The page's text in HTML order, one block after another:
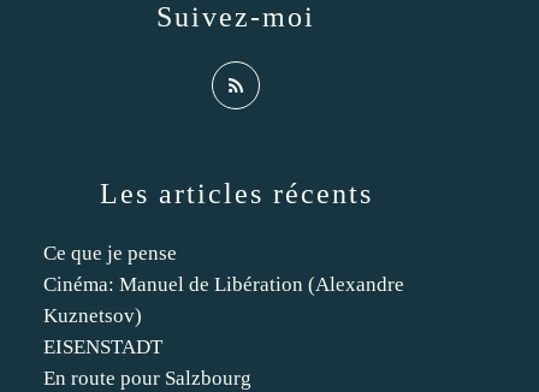
Les articles récents
Ce que je pense
Cinéma: Manuel de Libération (Alexandre
Kuznetsov)
EISENSTADT
En route pour Salzbourg
Suivez-moi